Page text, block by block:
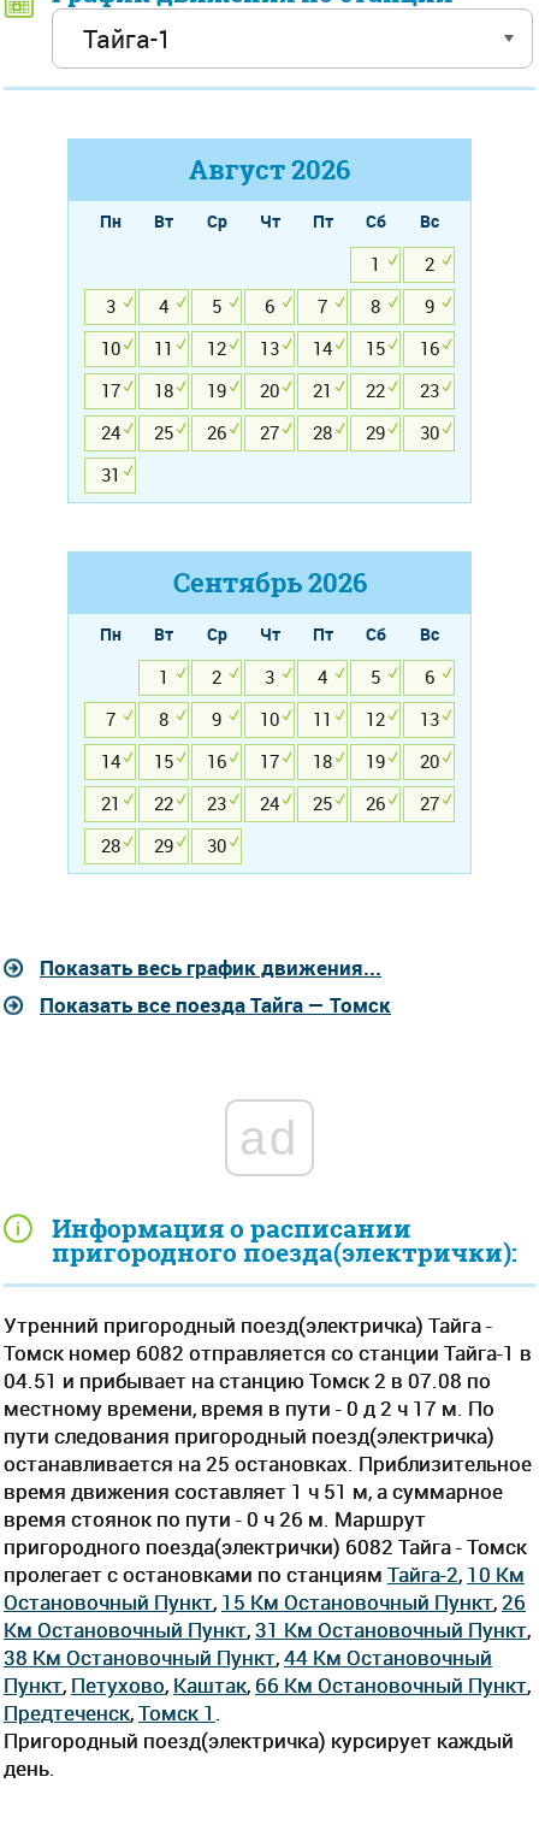
Информация о расписании
пригородного поезда(электрички):
Утренний пригородный поезд(электричка) Тайга -
Томск номер 6082 отправляется со станции Тайга-1 в
04.51 и прибывает на станцию Томск 2 в 07.08 по
местному времени, время в пути - 0 д 2 ч 17 м. По
пути следования пригородный поезд(электричка)
останавливается на 25 остановках. Приблизительное
время движения составляет 1 ч 51 м, а суммарное
время стоянок по пути - 0 ч 26 м. Маршрут
пригородного поезда(электрички) 6082 Тайга - Томск
пролегает c остановками по станциям Тайга-2, 10 Км
Остановочный Пункт, 15 Км Остановочный Пункт,26
Км Остановочный Пункт,31 Км Остановочный Пункт,
38 Км Остановочный Пункт,44 Км Остановочный
Пункт, Петухово, Каштак, 66 Км Остановочный Пункт,
Предтеченск,Томск 1
Пригородный поезд(электричка) курсирует каждый
день.
Август2026
Пн Вт Ср Чт Пт Сб
Вс
1
2
3
4 5 6 7 8
9
10
11 12 13 14 15
16
17
18 19 20 21 22
23
24
25 26 27 28 29
30
31
Сентябрь2026
Пн Вт Ср Чт Пт Сб
Вс
1
2 3 4 5
6
7
8 9 10 11 12
13
14
15 16 17 18 19
20
21
22 23 24 25 26
27
28
29 30
Показать весь график движения...
Показать все поезда Тайга — Томск
ad